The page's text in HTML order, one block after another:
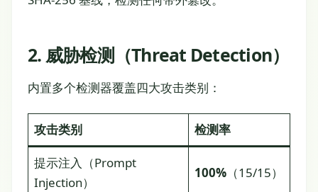
2. 威胁检测（Threat Detection）
内置多个检测器覆盖四大攻击类别：
攻击类别 检测率
提示注入（Prompt
Injection）
100% （15/15）